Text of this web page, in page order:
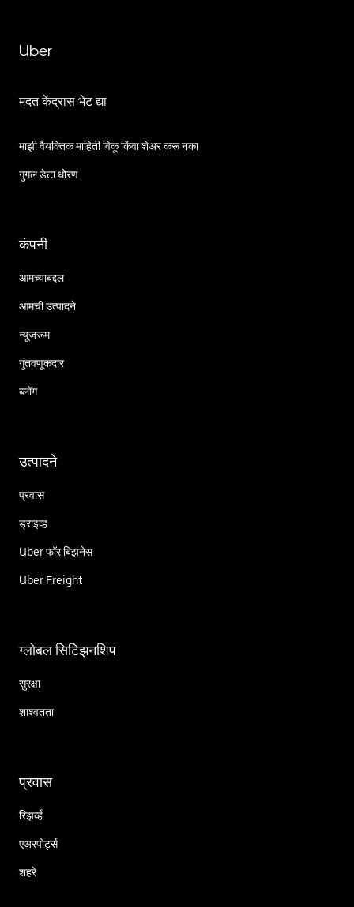
Uber
मदत केंद्रास भेट द्या
माझी वैयक्तिक माहिती विकू किंवा शेअर करू नका
गुगल डेटा धोरण
कंपनी
आमच्याबद्दल
आमची उत्पादने
न्यूजरूम
गुंतवणूकदार
ब्लॉग
उत्पादने
प्रवास
ड्राइव्ह
Uber फॉर बिझनेस
Uber Freight
ग्लोबल सिटिझनशिप
सुरक्षा
शाश्वतता
प्रवास
रिझर्व्ह
एअरपोर्ट्स
शहरे